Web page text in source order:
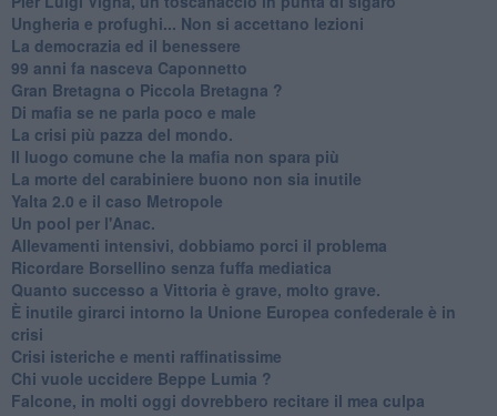
Ungheria e profughi... Non si accettano lezioni
La democrazia ed il benessere
99 anni fa nasceva Caponnetto
Gran Bretagna o Piccola Bretagna ?
Di mafia se ne parla poco e male
La crisi più pazza del mondo.
Il luogo comune che la mafia non spara più
La morte del carabiniere buono non sia inutile
Yalta 2.0 e il caso Metropole
​Un pool per l'Anac.
Allevamenti intensivi, dobbiamo porci il problema
Ricordare Borsellino senza fuffa mediatica
​Quanto successo a Vittoria è grave, molto grave.
​È inutile girarci intorno la Unione Europea confederale è in
crisi
Crisi isteriche e menti raffinatissime
Chi vuole uccidere Beppe Lumia ?
Falcone, in molti oggi dovrebbero recitare il mea culpa